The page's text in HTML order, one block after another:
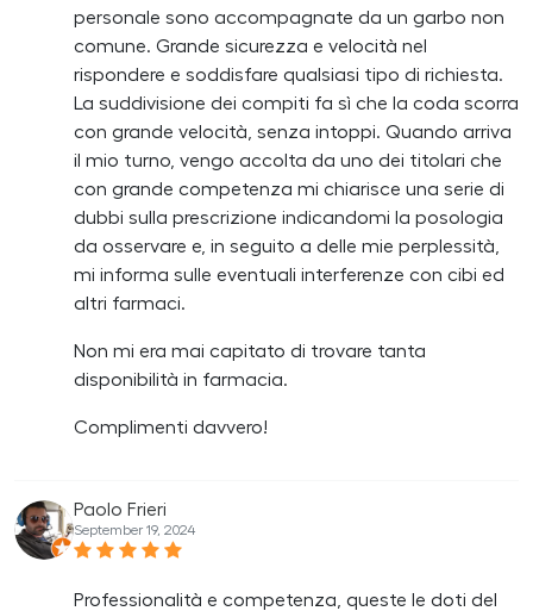
personale sono accompagnate da un garbo non
comune. Grande sicurezza e velocità nel
rispondere e soddisfare qualsiasi tipo di richiesta.
La suddivisione dei compiti fa sì che la coda scorra
con grande velocità, senza intoppi. Quando arriva
il mio turno, vengo accolta da uno dei titolari che
con grande competenza mi chiarisce una serie di
dubbi sulla prescrizione indicandomi la posologia
da osservare e, in seguito a delle mie perplessità,
mi informa sulle eventuali interferenze con cibi ed
altri farmaci.
Non mi era mai capitato di trovare tanta
disponibilità in farmacia.
Complimenti davvero!
Paolo Frieri
September 19, 2024
Professionalità e competenza, queste le doti del